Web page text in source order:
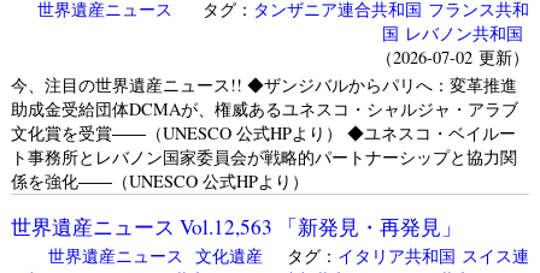
世界遺産ニュース タグ： タンザニア連合共和国 フランス共和
国 レバノン共和国
（2026-07-02 更新）
今、注目の世界遺産ニュース!! ◆ザンジバルからパリへ：変革推進
助成金受給団体DCMAが、権威あるユネスコ・シャルジャ・アラブ
文化賞を受賞――（UNESCO 公式HPより） ◆ユネスコ・ベイルー
ト事務所とレバノン国家委員会が戦略的パートナーシップと協力関
係を強化――（UNESCO 公式HPより）
世界遺産ニュース Vol.12,563 「新発見・再発見」
世界遺産ニュース 文化遺産タグ： イタリア共和国 スイス連